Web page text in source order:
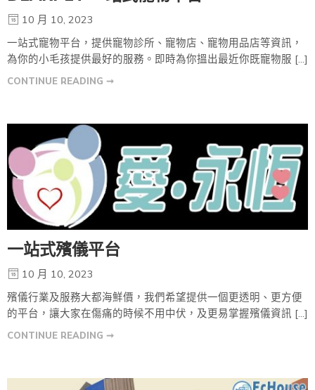
10 月 10, 2023
一站式寵物平台，提供寵物診所、寵物店、寵物用品店等資訊，
為你的小毛孩提供最好的服務。即時為你搵出最近你既寵物服 […]
CONTINUE READING ➞
一站式殯儀平台
10 月 10, 2023
殯儀行業及服務大都海鮮價，我們希望提供一個更透明、更方便
的平台，讓大家在傷痛的時候不用中伏，及更易掌握殯儀資訊 […]
CONTINUE READING ➞